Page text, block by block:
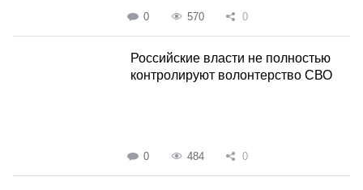
0 570 0
Российские власти не полностью
контролируют волонтерство СВО
0 484 0